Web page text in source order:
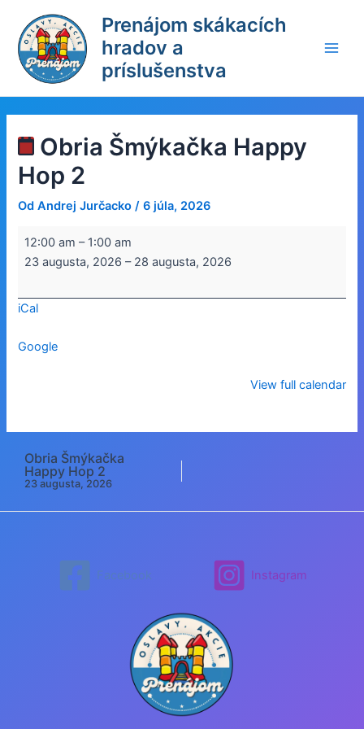
obsah
Prenájom skákacích
hradov a
príslušenstva
Obria Šmýkačka Happy
Hop 2
Od Andrej Jurčacko/6 júla, 2026
Obria
Šmýkačka
2
12:00 am – 1:00 am
23 augusta, 2026 – 28 augusta, 2026
iCal
Google
View full calendar
Post
navigation
Obria Šmýkačka
Happy Hop 2
23 augusta, 2026
Facebook Instagram